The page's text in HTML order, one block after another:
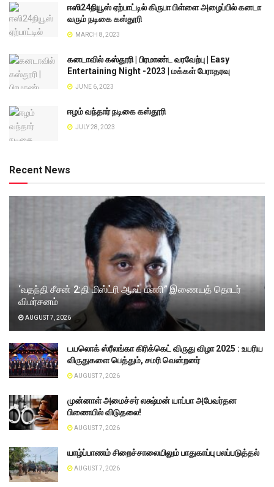
ஈஸி24நியூஸ் ஏற்பாட்டில் கிருபா பிள்ளை அழைப்பில் கனடா
வரும் நடிகை கஸ்தூரி
MARCH 8, 2023
கனடாவில் கஸ்தூரி | பிரமாண்ட வரவேற்பு | Easy
Entertaining Night -2023 | மக்கள் பேராதரவு
JUNE 6, 2023
ஈழம் வந்தார் நடிகை கஸ்தூரி
JULY 28, 2023
Recent News
‘வதந்தி சீசன் 2:தி மிஸ்ட்ரி ஆஃப் மணி” இணையத் தொடர்
விமர்சனம்
AUGUST 7, 2026
டயலொக் ஸ்ரீலங்கா கிரிக்கெட் விருது விழா 2025 : உயரிய
விருதுகளை பெத்தும், சமரி வென்றனர்
AUGUST 7, 2026
முன்னாள் அமைச்சர் லக்ஷ்மன் யாப்பா அபேவர்தன
பிணையில் விடுதலை!
AUGUST 7, 2026
யாழ்ப்பாணம் சிறைச்சாலையிலும் பாதுகாப்பு பலப்படுத்தல்
AUGUST 7, 2026